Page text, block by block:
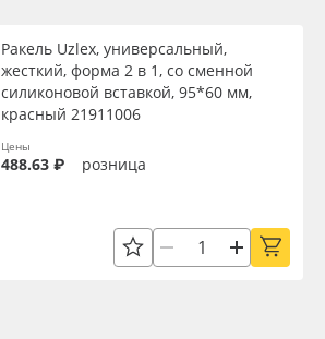
Ракель Uzlex, универсальный,
жесткий, форма 2 в 1, со сменной
силиконовой вставкой, 95*60 мм,
красный 21911006
Цены
488.63 ₽ розница